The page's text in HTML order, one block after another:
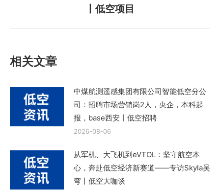
一
丨低空项目
相关文章
中煤航测遥感集团有限公司智能低空分公
司：招聘市场营销岗2人，央企，本科起
报，base西安丨低空招聘
2026-08-06
从军机、大飞机到eVTOL：坚守航空本
心，奔赴低空经济新赛道——专访Skyla吴
穹丨低空大咖谈